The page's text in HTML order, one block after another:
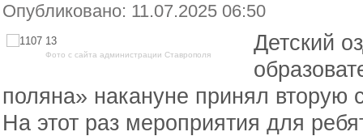
Опубликовано: 11.07.2025 06:50
Фото с сайта администрации Ставрополя
Детский
поляна» накануне принял вторую
На этот раз мероприятия для